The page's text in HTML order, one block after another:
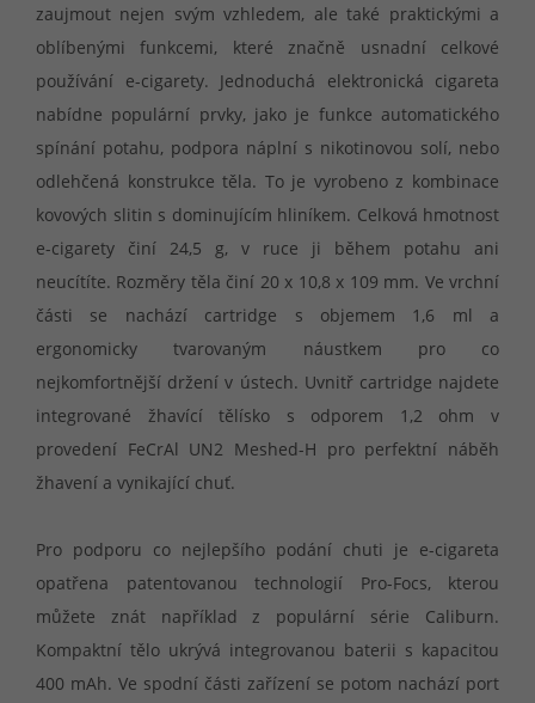
zaujmout nejen svým vzhledem, ale také praktickými a
oblíbenými funkcemi, které značně usnadní celkové
používání e-cigarety. Jednoduchá elektronická cigareta
nabídne populární prvky, jako je funkce automatického
spínání potahu, podpora náplní s nikotinovou solí, nebo
odlehčená konstrukce těla. To je vyrobeno z kombinace
kovových slitin s dominujícím hliníkem. Celková hmotnost
e-cigarety činí 24,5 g, v ruce ji během potahu ani
neucítíte. Rozměry těla činí 20 x 10,8 x 109 mm. Ve vrchní
části se nachází cartridge s objemem 1,6 ml a
ergonomicky tvarovaným náustkem pro co
nejkomfortnější držení v ústech. Uvnitř cartridge najdete
integrované žhavící tělísko s odporem 1,2 ohm v
provedení FeCrAl UN2 Meshed-H pro perfektní náběh
žhavení a vynikající chuť.
Pro podporu co nejlepšího podání chuti je e-cigareta
opatřena patentovanou technologií Pro-Focs, kterou
můžete znát například z populární série Caliburn.
Kompaktní tělo ukrývá integrovanou baterii s kapacitou
400 mAh. Ve spodní části zařízení se potom nachází port